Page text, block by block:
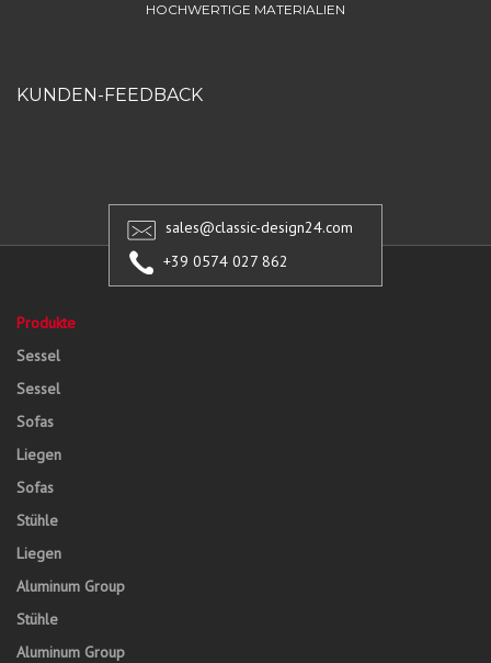
HOCHWERTIGE MATERIALIEN
KUNDEN-FEEDBACK
sales@classic-design24.com
+39 0574 027 862
Produkte
Sessel
Sessel
Sofas
Liegen
Sofas
Stühle
Liegen
Aluminum Group
Stühle
Aluminum Group